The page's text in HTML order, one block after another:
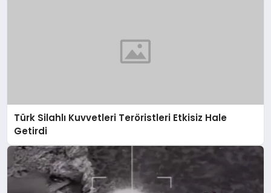
Türk Silahlı Kuvvetleri Teröristleri Etkisiz Hale
Getirdi